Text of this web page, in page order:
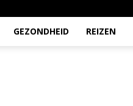
GEZONDHEID REIZEN